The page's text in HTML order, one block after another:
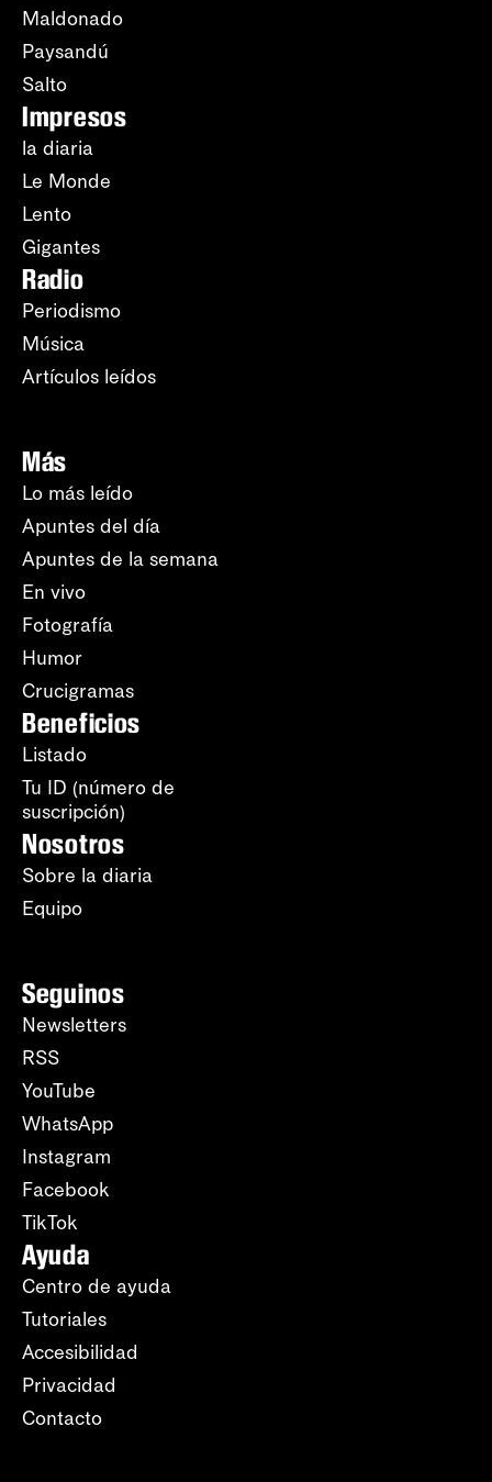
Maldonado
Paysandú
Salto
Impresos
la diaria
Le Monde
Lento
Gigantes
Radio
Periodismo
Música
Artículos leídos
Más
Lo más leído
Apuntes del día
Apuntes de la semana
En vivo
Fotografía
Humor
Crucigramas
Beneficios
Listado
Tu ID (número de
suscripción)
Nosotros
Sobre la diaria
Equipo
Seguinos
Newsletters
RSS
YouTube
WhatsApp
Instagram
Facebook
TikTok
Ayuda
Centro de ayuda
Tutoriales
Accesibilidad
Privacidad
Contacto